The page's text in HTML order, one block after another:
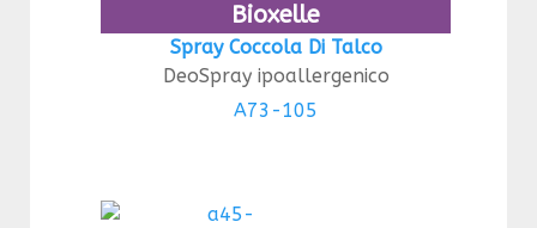
Bioxelle
Spray Coccola Di Talco
DeoSpray ipoallergenico
A73-105